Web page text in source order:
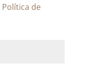
Política de